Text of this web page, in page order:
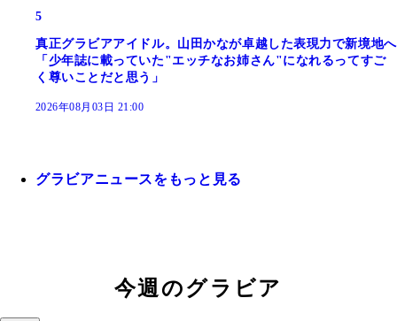
5
真正グラビアアイドル。山田かなが卓越した表現力で新境地へ
「少年誌に載っていた"エッチなお姉さん"になれるってすご
く尊いことだと思う」
2026年08月03日 21:00
グラビアニュースをもっと見る
今週のグラビア